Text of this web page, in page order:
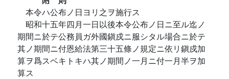
本令ハ公布ノ日ヨリ之ヲ施行ス
昭和十五年四月一日以後本令公布ノ日ニ至ル迄ノ
期間ニ於テ公務員ガ外國鎭戍ニ服シタル場合ニ於テ
其ノ期間ニ付恩給法第三十五條ノ規定ニ依リ鎭戍加
算ヲ爲スベキトキハ其ノ期間ノ一月ニ付一月半ヲ加
算ス